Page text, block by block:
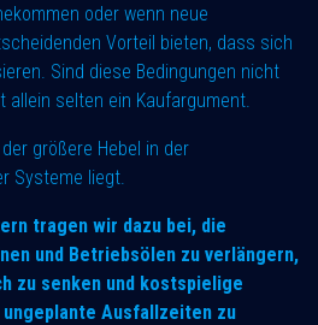
oder wenn neue
Vorteil bieten, dass sich
Sind diese Bedingungen nicht
allein selten ein Kaufargument.
größere Hebel in der
Systeme liegt.
tragen wir dazu bei, die
und Betriebsölen zu verlängern,
zu senken und kostspielige
Ausfallzeiten zu